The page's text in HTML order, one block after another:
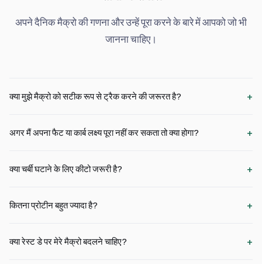
अपने दैनिक मैक्रो की गणना और उन्हें पूरा करने के बारे में आपको जो भी
जानना चाहिए।
क्या मुझे मैक्रो को सटीक रूप से ट्रैक करने की जरूरत है? +
अगर मैं अपना फैट या कार्ब लक्ष्य पूरा नहीं कर सकता तो क्या होगा? +
क्या चर्बी घटाने के लिए कीटो जरूरी है? +
कितना प्रोटीन बहुत ज्यादा है? +
क्या रेस्ट डे पर मेरे मैक्रो बदलने चाहिए? +